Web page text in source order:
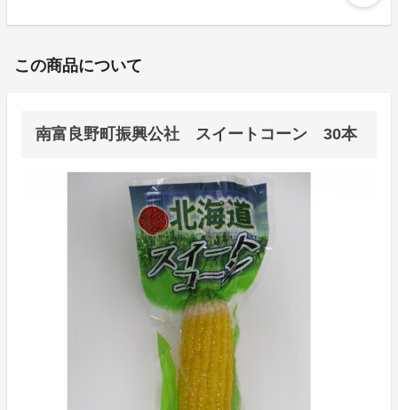
この商品について
南富良野町振興公社 スイートコーン 30本